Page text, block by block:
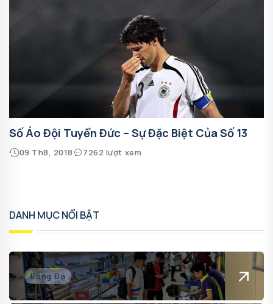
Số Áo Đội Tuyển Đức – Sự Đặc Biệt Của Số 13
09 Th8, 2018 7262 lượt xem
DANH MỤC NỔI BẬT
Bóng Đá